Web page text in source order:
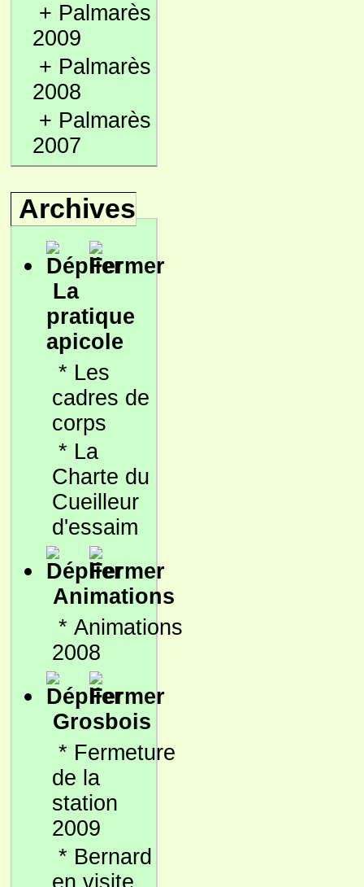
+ Palmarès
2009
+ Palmarès
2008
+ Palmarès
2007
Archives
La
pratique
apicole
* Les
cadres de
corps
* La
Charte du
Cueilleur
d'essaim
Animations
* Animations
2008
Grosbois
* Fermeture
de la
station
2009
* Bernard
en visite